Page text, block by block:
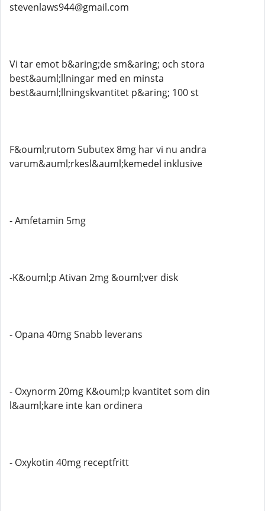
stevenlaws944@gmail.com
Vi tar emot b&aring;de sm&aring; och stora
best&auml;llningar med en minsta
best&auml;llningskvantitet p&aring; 100 st
F&ouml;rutom Subutex 8mg har vi nu andra
varum&auml;rkesl&auml;kemedel inklusive
- Amfetamin 5mg
-K&ouml;p Ativan 2mg &ouml;ver disk
- Opana 40mg Snabb leverans
- Oxynorm 20mg K&ouml;p kvantitet som din
l&auml;kare inte kan ordinera
- Oxykotin 40mg receptfritt